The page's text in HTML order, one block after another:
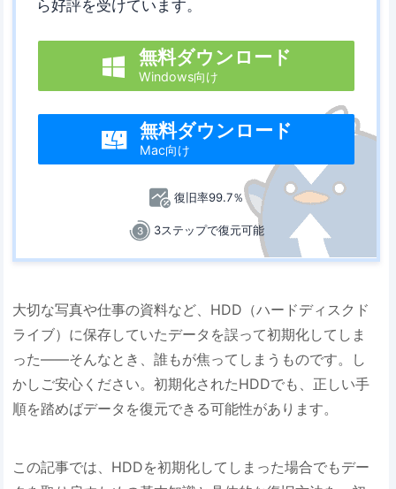
ら好評を受けています。
 無料ダウンロード
Windows向け
 無料ダウンロード
Mac向け
復旧率99.7％
3ステップで復元可能
大切な写真や仕事の資料など、HDD（ハードディスクド
ライブ）に保存していたデータを誤って初期化してしま
った――そんなとき、誰もが焦ってしまうものです。し
かしご安心ください。初期化されたHDDでも、正しい手
順を踏めばデータを復元できる可能性があります。
この記事では、HDDを初期化してしまった場合でもデー